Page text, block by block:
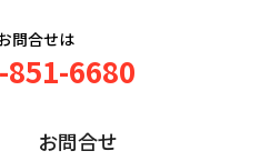
問合せは
851-6680
お問合せ